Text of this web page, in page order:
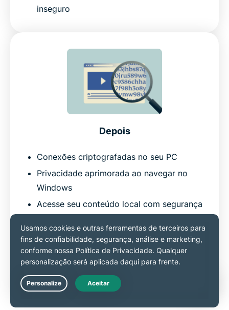
inseguro
Depois
Conexões criptografadas no seu PC
Privacidade aprimorada ao navegar no
Windows
Acesse seu conteúdo local com segurança
Segurança aprimorada contra ameaças
online direcionadas a PCs
Você se sente seguro, empoderado e
confiante